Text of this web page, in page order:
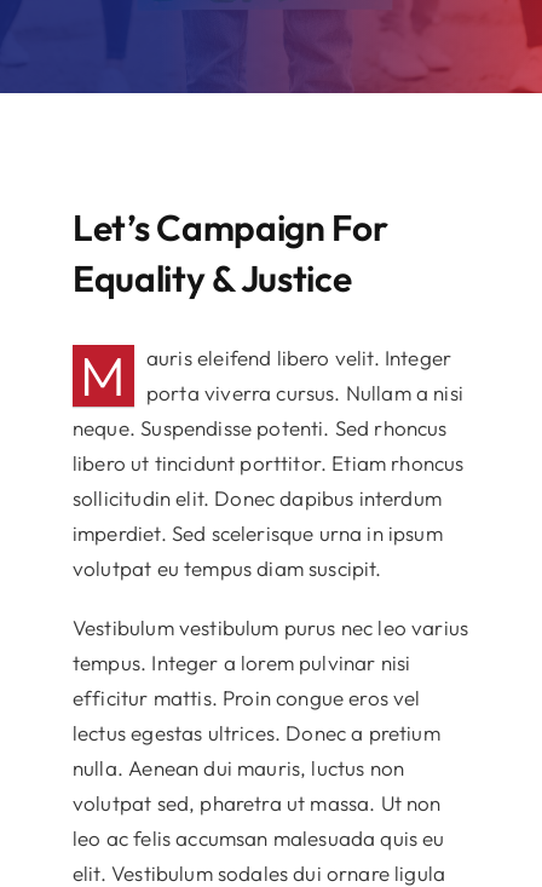
Let’s Campaign For
Equality & Justice
M
auris eleifend libero velit. Integer
porta viverra cursus. Nullam a nisi
neque. Suspendisse potenti. Sed rhoncus
libero ut tincidunt porttitor. Etiam rhoncus
sollicitudin elit. Donec dapibus interdum
imperdiet. Sed scelerisque urna in ipsum
volutpat eu tempus diam suscipit.
Vestibulum vestibulum purus nec leo varius
tempus. Integer a lorem pulvinar nisi
efficitur mattis. Proin congue eros vel
lectus egestas ultrices. Donec a pretium
nulla. Aenean dui mauris, luctus non
volutpat sed, pharetra ut massa. Ut non
leo ac felis accumsan malesuada quis eu
elit. Vestibulum sodales dui ornare ligula